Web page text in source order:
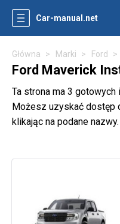
Car-manual.net
Główna Marki Ford
Ford Maverick
Ta strona ma 3
Możesz uzyskać dostęp
klikając na podane nazwy.